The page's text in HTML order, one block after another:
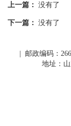
上一篇： 没有了
下一篇： 没有了
| 邮政编码：
地址：